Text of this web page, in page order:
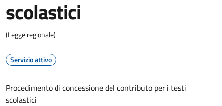
scolastici
(Legge regionale)
Servizio attivo
Procedimento di concessione del contributo per i testi
scolastici